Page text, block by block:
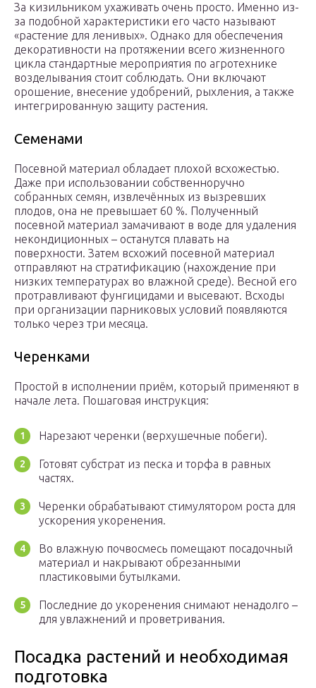
За кизильником ухаживать очень просто. Именно из-
за подобной характеристики его часто называют
«растение для ленивых». Однако для обеспечения
декоративности на протяжении всего жизненного
цикла стандартные мероприятия по агротехнике
возделывания стоит соблюдать. Они включают
орошение, внесение удобрений, рыхления, а также
интегрированную защиту растения.
Семенами
Посевной материал обладает плохой всхожестью.
Даже при использовании собственноручно
собранных семян, извлечённых из вызревших
плодов, она не превышает 60 %. Полученный
посевной материал замачивают в воде для удаления
некондиционных – останутся плавать на
поверхности. Затем всхожий посевной материал
отправляют на стратификацию (нахождение при
низких температурах во влажной среде). Весной его
протравливают фунгицидами и высевают. Всходы
при организации парниковых условий появляются
только через три месяца.
Черенками
Простой в исполнении приём, который применяют в
начале лета. Пошаговая инструкция:
Нарезают черенки (верхушечные побеги).
Готовят субстрат из песка и торфа в равных
частях.
Черенки обрабатывают стимулятором роста для
ускорения укоренения.
Во влажную почвосмесь помещают посадочный
материал и накрывают обрезанными
пластиковыми бутылками.
Последние до укоренения снимают ненадолго –
для увлажнений и проветривания.
Посадка растений и необходимая
подготовка